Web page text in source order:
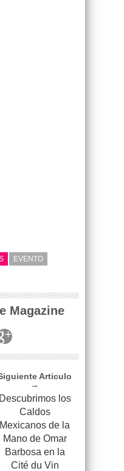
EVENTO
Magazine
Articulo
→
Descubrimos los
Caldos
Mexicanos de la
Mano de Omar
Barbosa en la
Cité du Vin